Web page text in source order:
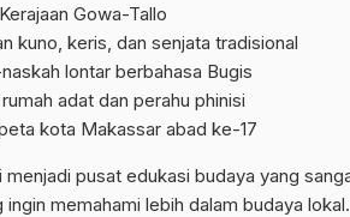
Gowa-Tallo
kuno, keris, dan senjata tradisional
lontar berbahasa Bugis
adat dan perahu phinisi
kota Makassar abad ke-17
menjadi pusat edukasi budaya yang
ingin memahami lebih dalam budaya lokal.